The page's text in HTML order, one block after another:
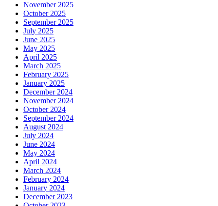
November 2025
October 2025
September 2025
July 2025
June 2025
May 2025
April 2025
March 2025
February 2025
January 2025
December 2024
November 2024
October 2024
September 2024
August 2024
July 2024
June 2024
May 2024
April 2024
March 2024
February 2024
January 2024
December 2023